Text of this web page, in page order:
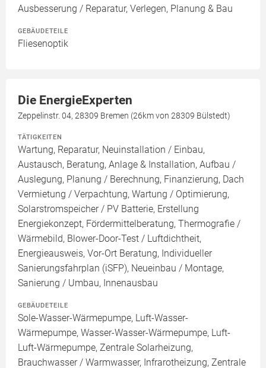
Ausbesserung / Reparatur, Verlegen, Planung & Bau
GEBÄUDETEILE
Fliesenoptik
Die EnergieExperten
Zeppelinstr. 04, 28309 Bremen (26km von 28309 Bülstedt)
TÄTIGKEITEN
Wartung, Reparatur, Neuinstallation / Einbau,
Austausch, Beratung, Anlage & Installation, Aufbau /
Auslegung, Planung / Berechnung, Finanzierung, Dach
Vermietung / Verpachtung, Wartung / Optimierung,
Solarstromspeicher / PV Batterie, Erstellung
Energiekonzept, Fördermittelberatung, Thermografie /
Wärmebild, Blower-Door-Test / Luftdichtheit,
Energieausweis, Vor-Ort Beratung, Individueller
Sanierungsfahrplan (iSFP), Neueinbau / Montage,
Sanierung / Umbau, Innenausbau
GEBÄUDETEILE
Sole-Wasser-Wärmepumpe, Luft-Wasser-
Wärmepumpe, Wasser-Wasser-Wärmepumpe, Luft-
Luft-Wärmepumpe, Zentrale Solarheizung,
Brauchwasser / Warmwasser, Infrarotheizung, Zentrale